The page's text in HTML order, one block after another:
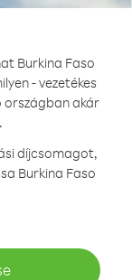
Burkina Faso
- vezetékes
országban akár
díjcsomagot,
Burkina Faso